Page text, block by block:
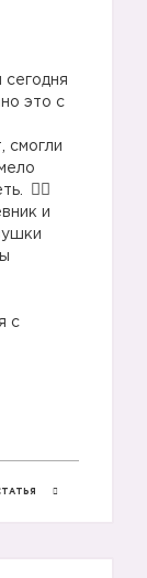
сегодня
это с
смогли
и
с